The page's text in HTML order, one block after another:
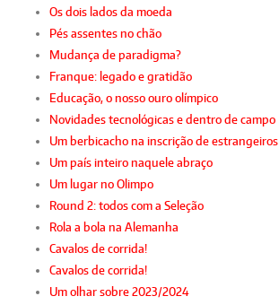
Os dois lados da moeda
Pés assentes no chão
Mudança de paradigma?
Franque: legado e gratidão
Educação, o nosso ouro olímpico
Novidades tecnológicas e dentro de campo
Um berbicacho na inscrição de estrangeiros
Um país inteiro naquele abraço
Um lugar no Olimpo
Round 2: todos com a Seleção
Rola a bola na Alemanha
Cavalos de corrida!
Cavalos de corrida!
Um olhar sobre 2023/2024